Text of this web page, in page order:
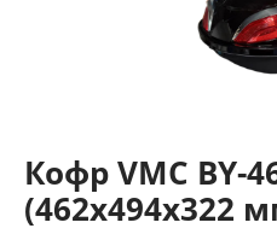
Кофр VMC BY-
(462x494x322